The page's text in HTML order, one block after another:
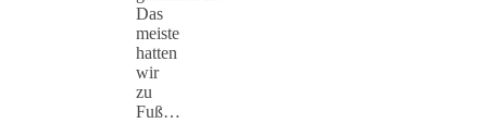
Das
meiste
hatten
wir
zu
Fuß…